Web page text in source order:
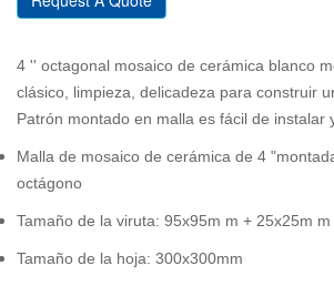
4 '' octagonal mosaico de cerámica blanco
clásico, limpieza, delicadeza para construir
Patrón montado en malla es fácil de instalar
Malla de mosaico de cerámica de 4
octágono
Tamaño de la viruta: 95x95m m + 25x25m m
Tamaño de la hoja: 300x300mm